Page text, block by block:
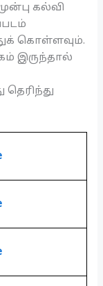
கல்வி
கொள்ளவும்.
இருந்தால்